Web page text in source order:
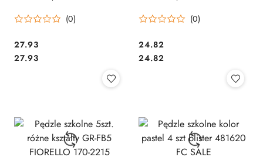
(0)
Cena:
27.93
Cena:
27.93
(0)
Cena:
24.82
Cena:
24.82